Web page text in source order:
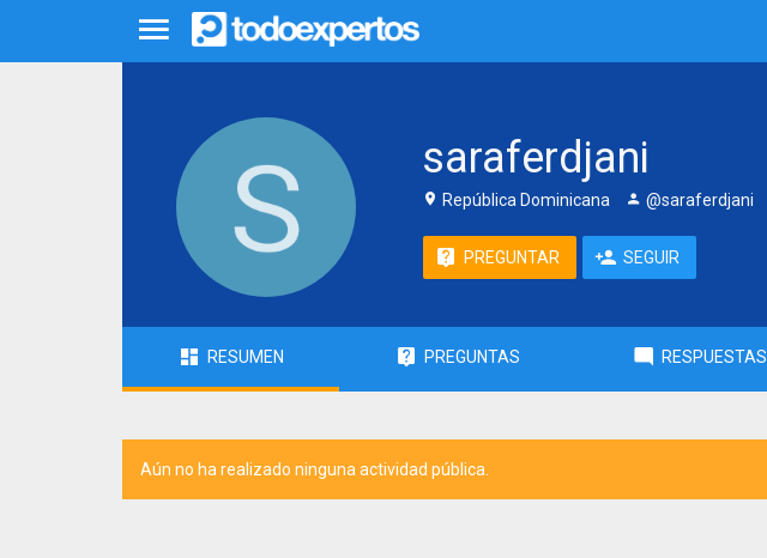
saraferdjani
República Dominicana @saraferdjani
PREGUNTAR SEGUIR
RESUMEN PREGUNTAS RESPUESTAS
Aún no ha realizado ninguna actividad pública.